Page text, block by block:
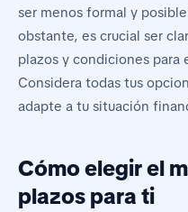
ser menos formal y
obstante, es crucial ser
plazos y condiciones para
Considera todas tus
adapte a tu situación
Cómo elegir el
plazos para ti